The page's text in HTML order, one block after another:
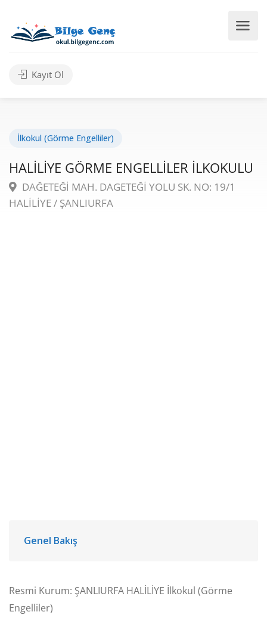
Kayıt Ol
İlkokul (Görme Engelliler)
HALİLİYE GÖRME ENGELLİLER İLKOKULU
DAĞETEĞİ MAH. DAGETEĞİ YOLU SK. NO: 19/1
HALİLİYE / ŞANLIURFA
Genel Bakış
Resmi Kurum: ŞANLIURFA HALİLİYE İlkokul (Görme
Engelliler)